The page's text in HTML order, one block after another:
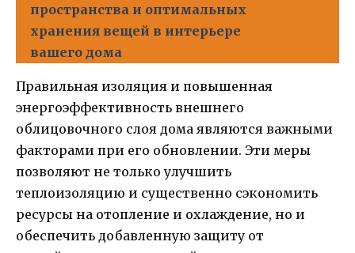
пространства и оптимальных
хранения вещей в интерьере
вашего дома
Правильная изоляция и повышенная
энергоэффективность внешнего
облицовочного слоя дома являются важными
факторами при его обновлении. Эти меры
позволяют не только улучшить
теплоизоляцию и существенно сэкономить
ресурсы на отопление и охлаждение, но и
обеспечить добавленную защиту от